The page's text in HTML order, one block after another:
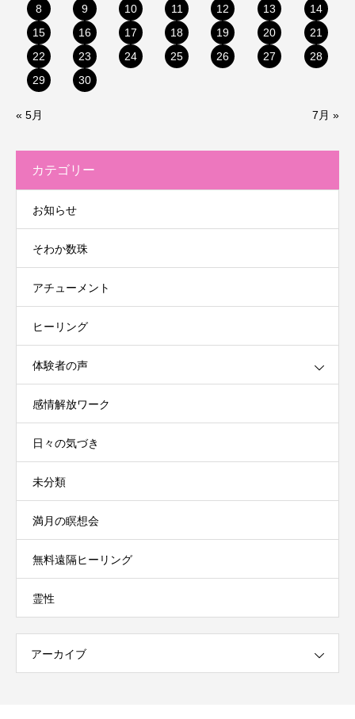
8
9 10 11 12 13
14
15
16 17 18 19 20
21
22
23 24 25 26 27
28
29
30
« 5月 7月 »
カテゴリー
お知らせ
そわか数珠
アチューメント
ヒーリング
体験者の声
感情解放ワーク
日々の気づき
未分類
満月の瞑想会
無料遠隔ヒーリング
霊性
アーカイブ